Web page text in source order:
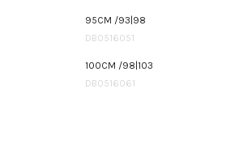
95CM /93|98
DB0516051
100CM /98|103
DB0516061